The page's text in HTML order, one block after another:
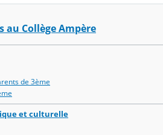
au Collège Ampère
de 3ème
et culturelle